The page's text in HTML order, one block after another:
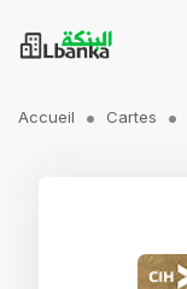
Accueil Cartes